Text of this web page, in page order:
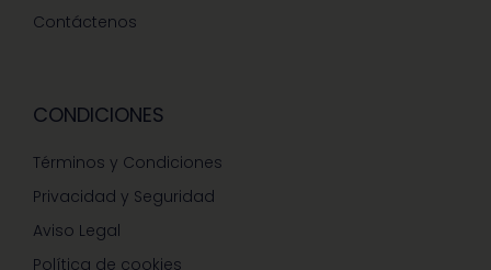
Contáctenos
CONDICIONES
Términos y Condiciones
Privacidad y Seguridad
Aviso Legal
Política de cookies